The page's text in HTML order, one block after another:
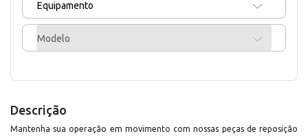
Equipamento
Modelo
Descrição
Mantenha sua operação em movimento com nossas peças de reposição